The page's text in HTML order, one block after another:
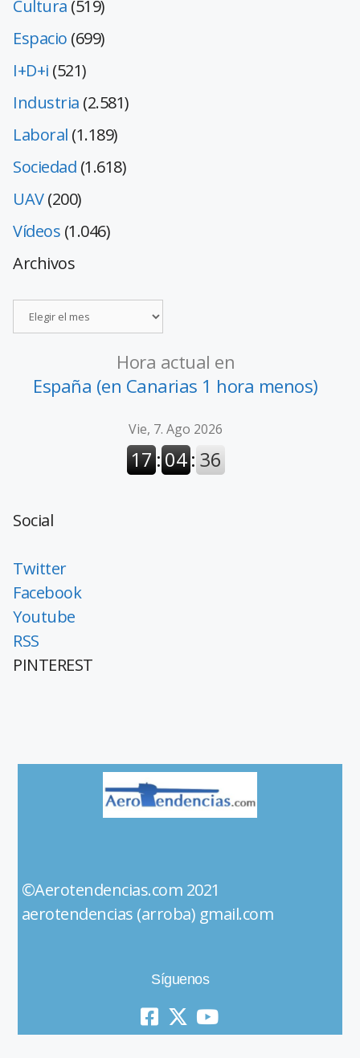
Cultura (519)
Espacio (699)
I+D+i (521)
Industria (2.581)
Laboral (1.189)
Sociedad (1.618)
UAV(200)
Vídeos (1.046)
Archivos
Hora actual en
España (en Canarias 1 hora menos)
Social
Twitter
Facebook
Youtube
RSS
PINTEREST
©Aerotendencias.com 2021
aerotendencias (arroba) gmail.com
Síguenos